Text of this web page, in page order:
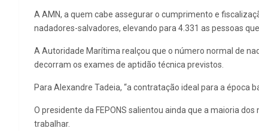
A AMN, a quem cabe assegurar o cumprimento e
nadadores-salvadores, elevando para 4.331 as pessoas
A Autoridade Marítima realçou que o número normal de
decorram os exames de aptidão técnica previstos.
Para Alexandre Tadeia, “a contratação ideal para a época
O presidente da FEPONS salientou ainda que a maioria
trabalhar.